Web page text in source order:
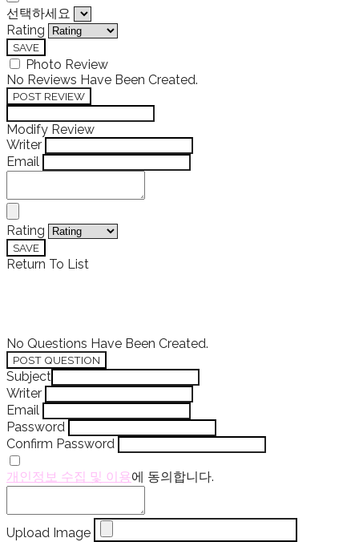
선택하세요
Rating
SAVE
Photo Review
No Reviews Have Been Created.
POST REVIEW
Modify Review
Writer
Email
Rating
SAVE
Return To List
No Questions Have Been Created.
POST QUESTION
Subject
Writer
Email
Password
Confirm Password
개인정보 수집 및 이용에 동의합니다.
Upload Image